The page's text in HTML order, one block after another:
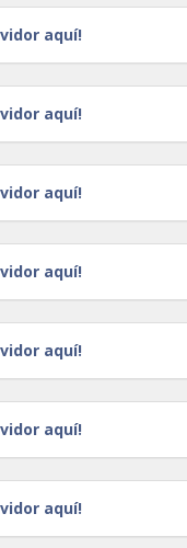
aquí!
aquí!
aquí!
aquí!
aquí!
aquí!
aquí!